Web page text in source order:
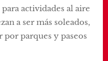
actividades al aire
a ser más soleados,
por parques y paseos